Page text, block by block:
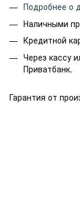
Подробнее о
Наличными
Кредитной
Через кассу
Приватбанк.
Гарантия от